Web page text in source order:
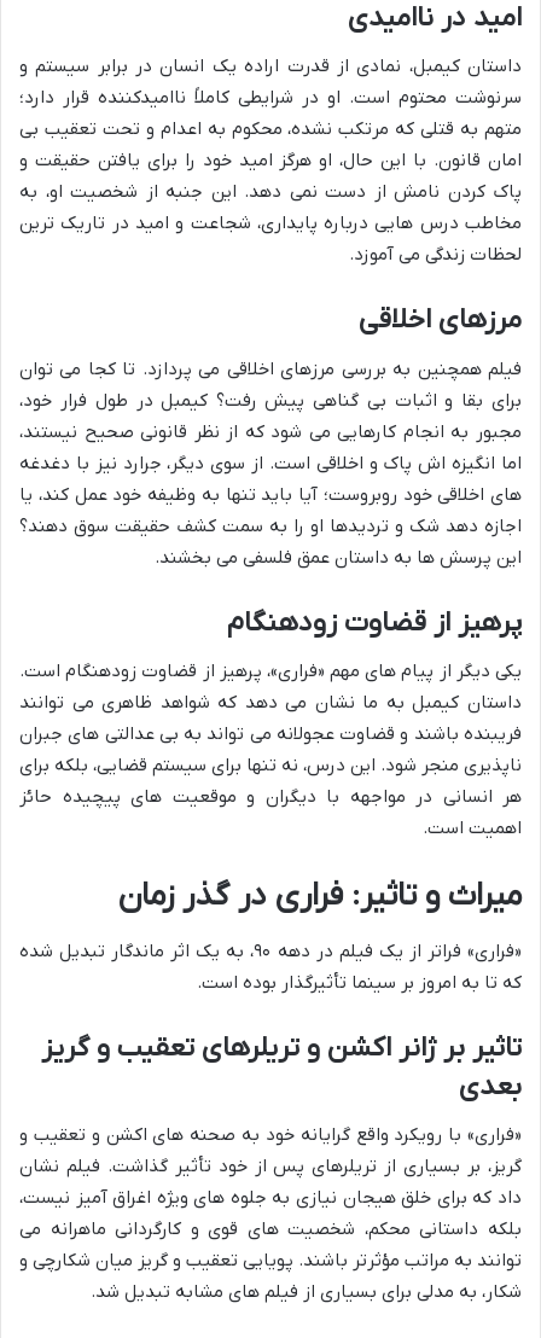
امید در ناامیدی
داستان کیمبل، نمادی از قدرت اراده یک انسان در برابر سیستم و
سرنوشت محتوم است. او در شرایطی کاملاً ناامیدکننده قرار دارد؛
متهم به قتلی که مرتکب نشده، محکوم به اعدام و تحت تعقیب بی
امان قانون. با این حال، او هرگز امید خود را برای یافتن حقیقت و
پاک کردن نامش از دست نمی دهد. این جنبه از شخصیت او، به
مخاطب درس هایی درباره پایداری، شجاعت و امید در تاریک ترین
لحظات زندگی می آموزد.
مرزهای اخلاقی
فیلم همچنین به بررسی مرزهای اخلاقی می پردازد. تا کجا می توان
برای بقا و اثبات بی گناهی پیش رفت؟ کیمبل در طول فرار خود،
مجبور به انجام کارهایی می شود که از نظر قانونی صحیح نیستند،
اما انگیزه اش پاک و اخلاقی است. از سوی دیگر، جرارد نیز با دغدغه
های اخلاقی خود روبروست؛ آیا باید تنها به وظیفه خود عمل کند، یا
اجازه دهد شک و تردیدها او را به سمت کشف حقیقت سوق دهند؟
این پرسش ها به داستان عمق فلسفی می بخشند.
پرهیز از قضاوت زودهنگام
یکی دیگر از پیام های مهم «فراری»، پرهیز از قضاوت زودهنگام است.
داستان کیمبل به ما نشان می دهد که شواهد ظاهری می توانند
فریبنده باشند و قضاوت عجولانه می تواند به بی عدالتی های جبران
ناپذیری منجر شود. این درس، نه تنها برای سیستم قضایی، بلکه برای
هر انسانی در مواجهه با دیگران و موقعیت های پیچیده حائز
اهمیت است.
میراث و تاثیر: فراری در گذر زمان
«فراری» فراتر از یک فیلم در دهه ۹۰، به یک اثر ماندگار تبدیل شده
که تا به امروز بر سینما تأثیرگذار بوده است.
تاثیر بر ژانر اکشن و تریلرهای تعقیب و گریز
بعدی
«فراری» با رویکرد واقع گرایانه خود به صحنه های اکشن و تعقیب و
گریز، بر بسیاری از تریلرهای پس از خود تأثیر گذاشت. فیلم نشان
داد که برای خلق هیجان نیازی به جلوه های ویژه اغراق آمیز نیست،
بلکه داستانی محکم، شخصیت های قوی و کارگردانی ماهرانه می
توانند به مراتب مؤثرتر باشند. پویایی تعقیب و گریز میان شکارچی و
شکار، به مدلی برای بسیاری از فیلم های مشابه تبدیل شد.